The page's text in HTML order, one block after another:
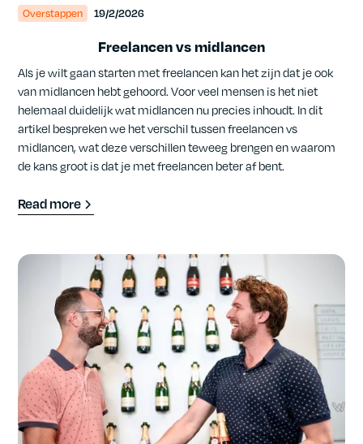
Overstappen 19/2/2026
Freelancen vs midlancen
Als je wilt gaan starten met freelancen kan het zijn dat je ook
van midlancen hebt gehoord. Voor veel mensen is het niet
helemaal duidelijk wat midlancen nu precies inhoudt. In dit
artikel bespreken we het verschil tussen freelancen vs
midlancen, wat deze verschillen teweeg brengen en waarom
de kans groot is dat je met freelancen beter af bent.
Read more